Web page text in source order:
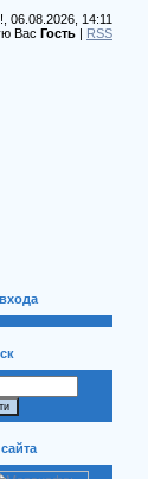
06.08.2026, 14:11
Вас Гость | RSS